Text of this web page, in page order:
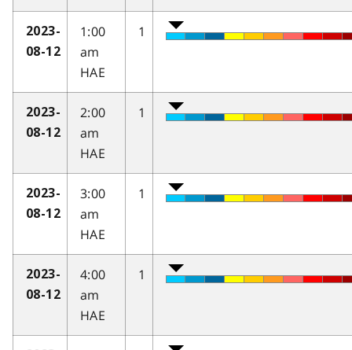
2023-
08-12
1:00
am
HAE
1
2023-
08-12
2:00
am
HAE
1
2023-
08-12
3:00
am
HAE
1
2023-
08-12
4:00
am
HAE
1